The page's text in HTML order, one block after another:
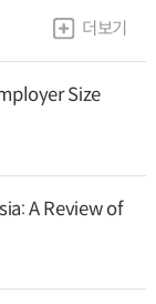
더보기
Size
A Review of